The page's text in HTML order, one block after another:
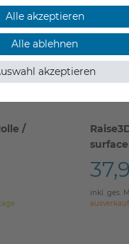
/
surface
inkl. ges.
Alle akzeptieren
Alle ablehnen
akzeptieren